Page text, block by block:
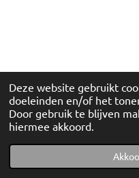
Deze website gebruikt
doeleinden en/of het
Door gebruik te blijven
hiermee akkoord.